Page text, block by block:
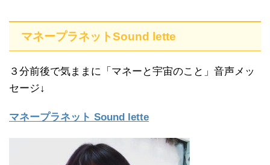
マネープラネットSound lette
３分前後で気ままに「マネーと宇宙のこと」音声メッ
セージ↓
マネープラネット Sound lette